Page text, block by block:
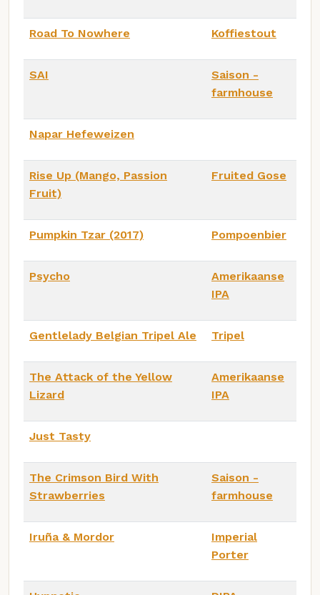
Road To Nowhere Koffiestout
SAI
Saison -
farmhouse
Napar Hefeweizen
Rise Up (Mango, Passion
Fruit)
Fruited Gose
Pumpkin Tzar (2017) Pompoenbier
Psycho
Amerikaanse
IPA
Gentlelady Belgian Tripel Ale Tripel
The Attack of the Yellow
Lizard
Amerikaanse
IPA
Just Tasty
The Crimson Bird With
Strawberries
Saison -
farmhouse
Iruña & Mordor
Imperial
Porter